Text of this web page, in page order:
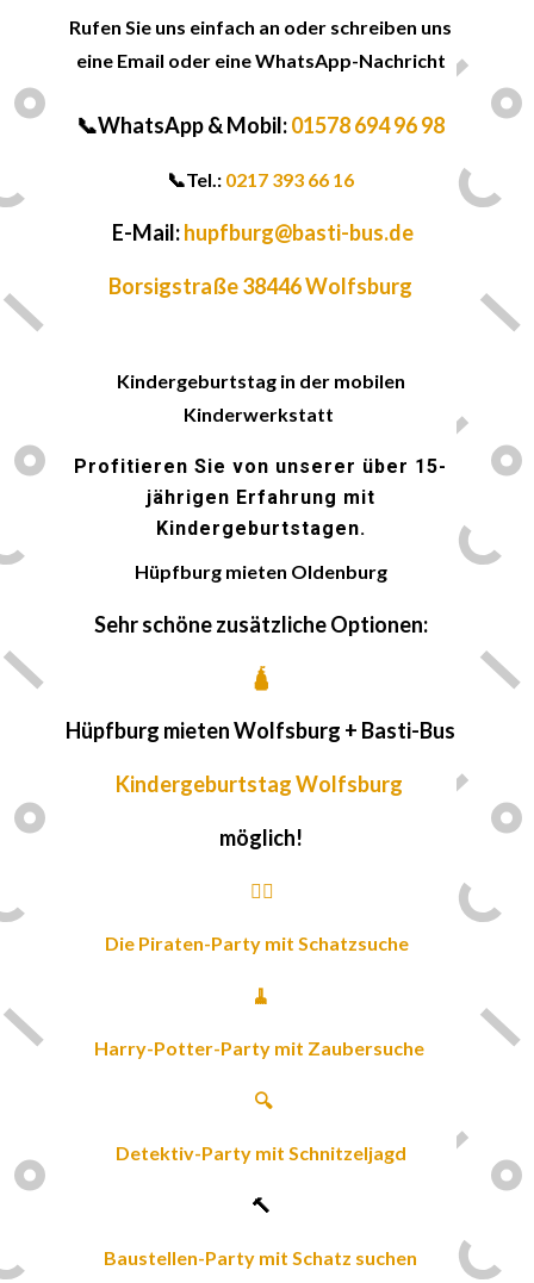
Rufen Sie uns einfach an oder schreiben uns
eine Email oder eine WhatsApp-Nachricht
📞WhatsApp & Mobil:01578 694 96 98
📞Tel.: 0217 393 66 16
E-Mail:hupfburg@basti-bus.de
Borsigstraße 38446 Wolfsburg
Kindergeburtstag in der mobilen
Kinderwerkstatt
Profitieren Sie von unserer über 15-
jährigen Erfahrung mit
Kindergeburtstagen.
Hüpfburg mieten Oldenburg
Sehr schöne zusätzliche Optionen:
🛕
Hüpfburg mietenWolfsburg + Basti-Bus
Kindergeburtstag Wolfsburg
möglich!
🏴‍☠️
Die Piraten-Party mit Schatzsuche
🧹
Harry-Potter-Partymit Zaubersuche
🔍
Detektiv-Party mit Schnitzeljagd
🔨
Baustellen-Party mit Schatz suchen